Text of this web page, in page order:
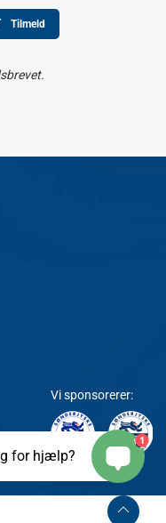
Tilmeld
Vi sponsorerer:
for hjælp?
1